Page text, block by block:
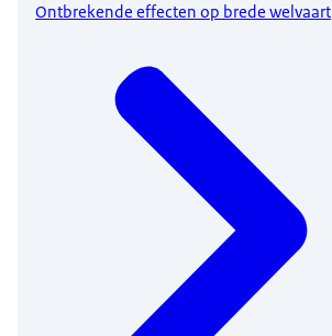
Ontbrekende effecten op brede welvaart